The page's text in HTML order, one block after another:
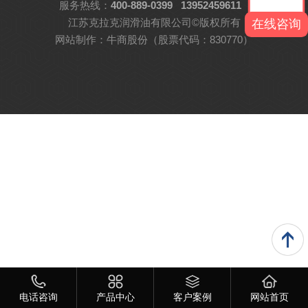
服务热线： 400-889-0399
13952459611
江苏克拉克润滑油有限公司©版权所有
网站制作： 牛商股份 （股票代码：830770）
电话咨询 产品中心 客户案例 网站首页
在线咨询